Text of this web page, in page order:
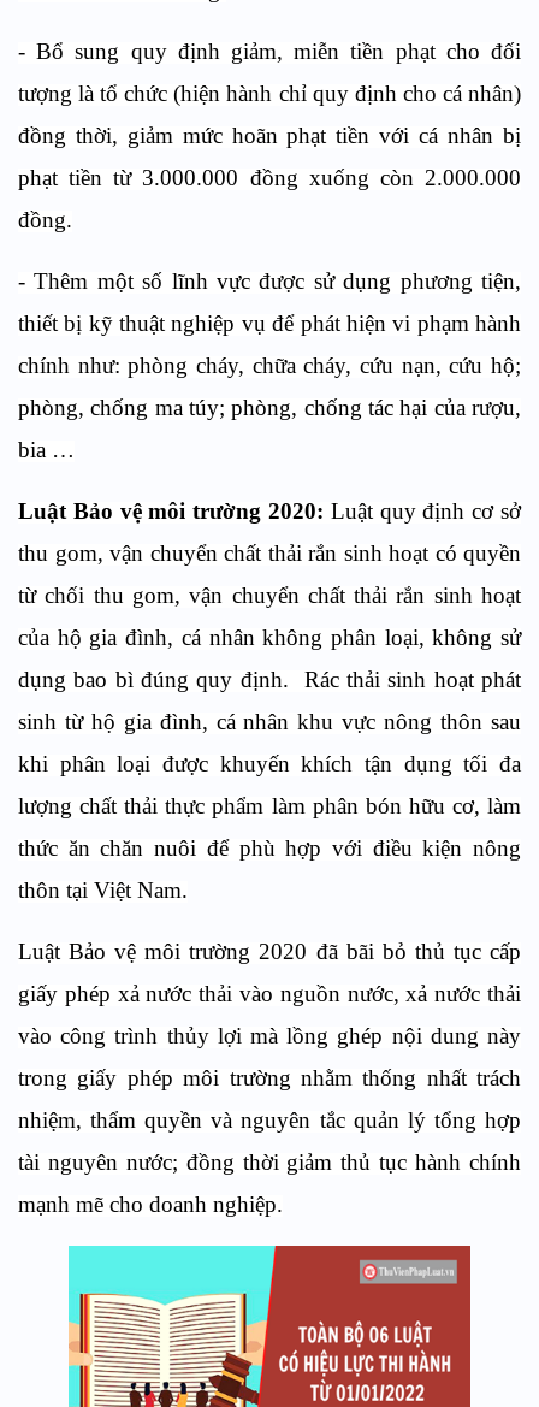
- Bổ sung quy định giảm, miễn tiền phạt cho đối
tượng là tổ chức (hiện hành chỉ quy định cho cá nhân)
đồng thời, giảm mức hoãn phạt tiền với cá nhân bị
phạt tiền từ 3.000.000 đồng xuống còn 2.000.000
đồng.
- Thêm một số lĩnh vực được sử dụng phương tiện,
thiết bị kỹ thuật nghiệp vụ để phát hiện vi phạm hành
chính như: phòng cháy, chữa cháy, cứu nạn, cứu hộ;
phòng, chống ma túy; phòng, chống tác hại của rượu,
bia …
Luật Bảo vệ môi trường 2020: Luật quy định cơ sở
thu gom, vận chuyển chất thải rắn sinh hoạt có quyền
từ chối thu gom, vận chuyển chất thải rắn sinh hoạt
của hộ gia đình, cá nhân không phân loại, không sử
dụng bao bì đúng quy định. Rác thải sinh hoạt phát
sinh từ hộ gia đình, cá nhân khu vực nông thôn sau
khi phân loại được khuyến khích tận dụng tối đa
lượng chất thải thực phẩm làm phân bón hữu cơ, làm
thức ăn chăn nuôi để phù hợp với điều kiện nông
thôn tại Việt Nam.
Luật Bảo vệ môi trường 2020 đã bãi bỏ thủ tục cấp
giấy phép xả nước thải vào nguồn nước, xả nước thải
vào công trình thủy lợi mà lồng ghép nội dung này
trong giấy phép môi trường nhằm thống nhất trách
nhiệm, thẩm quyền và nguyên tắc quản lý tổng hợp
tài nguyên nước; đồng thời giảm thủ tục hành chính
mạnh mẽ cho doanh nghiệp.